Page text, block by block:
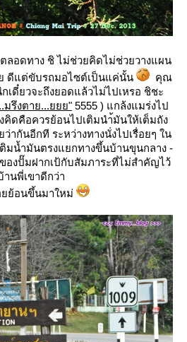
ลอดทาง ชิ ไม่ช่วยคิดไม่ช่วยวางแผน
ดีแต่ขับรถมอไซต์เป็นแค่นั้น
คุณ
ดี๋ยวจะถึงยอดแล้วไม่ไปเหรอ ชิชะ
มรึงตาย...ยยย" 5555 ) แกล้งแมร่งไป
ดคือควรย้อนไปเติมนำ้มันให้เต็มถัง
ากันอีกที ระหว่างทางนั่งไปเรื่อยๆ ใน
ติมน้ำมันตรงแยกทางขึ้นบ้านขุนกลาง -
องปั๊มฝากเป้กับสัมภาระที่ไม่สำคัญไว้
านพี่เขาดีกว่า
ย้อนขึ้นมาใหม่